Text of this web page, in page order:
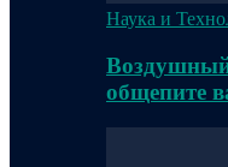
Наука и
общепите